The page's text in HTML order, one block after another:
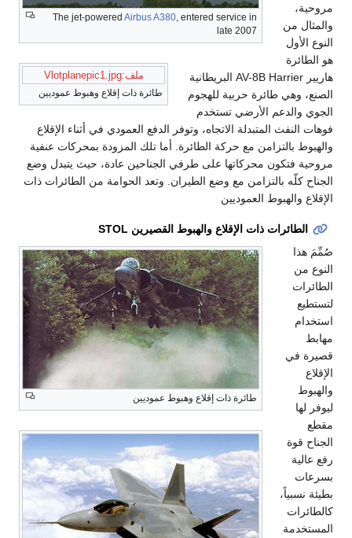
The jet-powered Airbus A380, entered service in
late 2007
ملف:Vlotplanepic1.jpg
طائرة ذات إقلاع وهبوط عموديين
مروحية،
والمثال من
النوع الأول
هو الطائرة
هاريير AV-8B Harrier البريطانية
الصنع، وهي طائرة حربية للهجوم
الجوي والدعم الأرضي تستخدم
فوهات النفث المتبدلة الاتجاه، وتوفر الدفع العمودي في أثناء الإقلاع
والهبوط بالتزامن مع حركة الطائرة. أما تلك المزودة بمحركات عنفية
مروحية فتكون محركاتها على طرفي الجناحين عادة، حيث يتبدل وضع
الجناح كلّه بالتزامن مع وضع الطيران. وتعد الحوامة من الطائرات ذات
الإقلاع والهبوط العموديين
الطائرات ذات الإقلاع والهبوط القصيرين STOL
طائرة ذات إقلاع وهبوط عموديين
صُمِّمَ هذا
النوع من
الطائرات
لتستطيع
استخدام
مهابط
قصيرة في
الإقلاع
والهبوط
ليوفر لها
مقطع
الجناح قوة
رفع عالية
بسرعات
بطيئة نسبياً،
كالطائرات
المستخدمة